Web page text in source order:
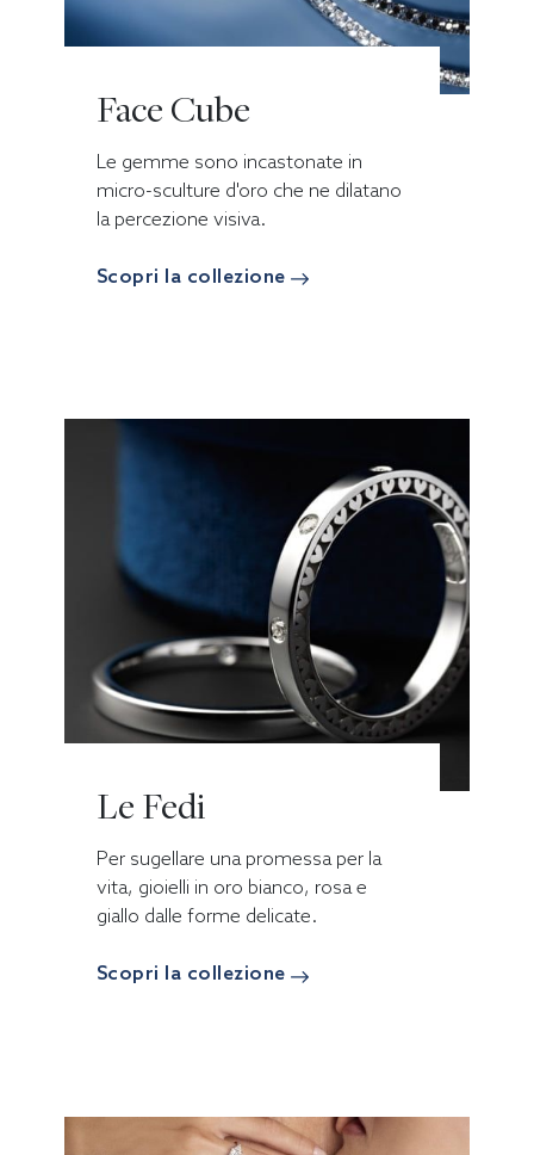
Face Cube
Le gemme sono incastonate in
micro-sculture d'oro che ne dilatano
la percezione visiva.
Scopri la collezione
Le Fedi
Per sugellare una promessa per la
vita, gioielli in oro bianco, rosa e
giallo dalle forme delicate.
Scopri la collezione